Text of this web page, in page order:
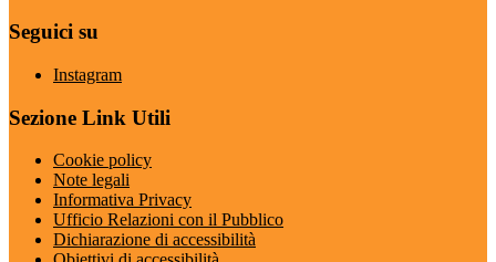
Seguici su
Instagram
Sezione Link Utili
Cookie policy
Note legali
Informativa Privacy
Ufficio Relazioni con il Pubblico
Dichiarazione di accessibilità